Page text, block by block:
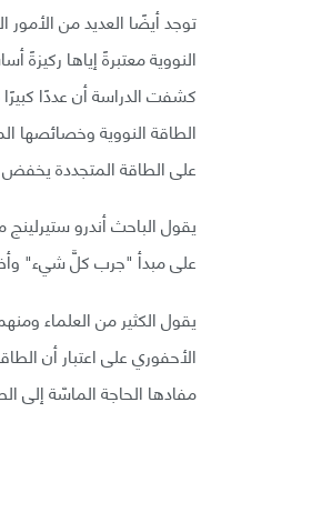
توجد أيضًا العديد من
النووية معتبرةً إياها
كشفت الدراسة أن عددًا
الطاقة النووية وخصائصها
على الطاقة المتجددة يخفض
يقول الباحث أندرو
على مبدأ "جرب كلَّ شيء"
يقول الكثير من العلماء
مفادها الحاجة الماسّة إلى